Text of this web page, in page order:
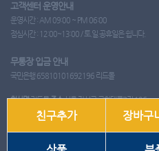
고객센터 운영안내
운영시간 : AM 09:00 ~ PM 06:00
점심시간 : 12:00~13:00 / 토.일.공휴일은 쉽니다.
무통장 입금 안내
국민은행 65810101692196 리드몰
회사명리드몰주소서울 강서구 국회대로7길 126
사업자 등록번호412-10-97537 이영은전화
Copyright ⓒ 2001~2026 리드몰. All Rights
친구추가 장바구